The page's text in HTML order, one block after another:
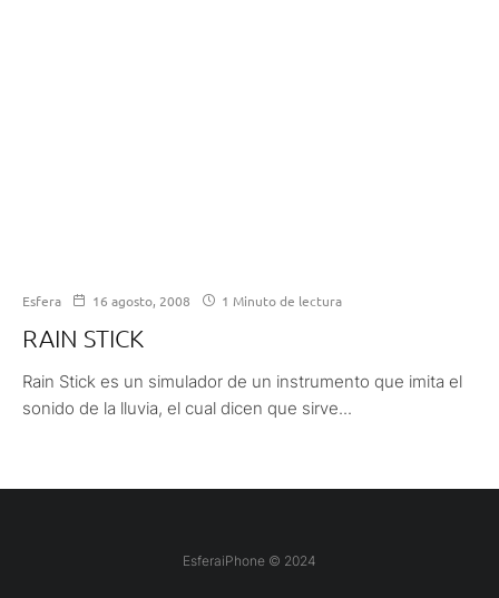
Esfera 16 agosto, 2008 1 Minuto de lectura
RAIN STICK
Rain Stick es un simulador de un instrumento que imita el
sonido de la lluvia, el cual dicen que sirve...
EsferaiPhone © 2024